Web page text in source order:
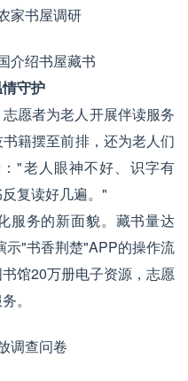
家书屋调研
介绍书屋藏书
守护
愿者为老人开展伴读服务
籍摆至前排，还为老人们
"老人眼神不好、识字有
复读好几遍。"
服务的新面貌。藏书量达
"书香荆楚"APP的操作流
馆20万册电子资源，志愿
。
调查问卷